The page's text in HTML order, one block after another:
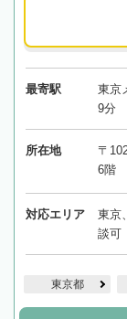
最寄駅
東京
9分
所在地
〒
6階
対応エリア
東京
談可
東京都